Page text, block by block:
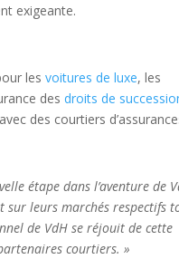
exigeante.
lesvoitures de luxe, les
desdroits de
des courtiers
étape dans l’aventure de
sur leurs marchés respectifs
de VdH se réjouit de cette
courtiers. »